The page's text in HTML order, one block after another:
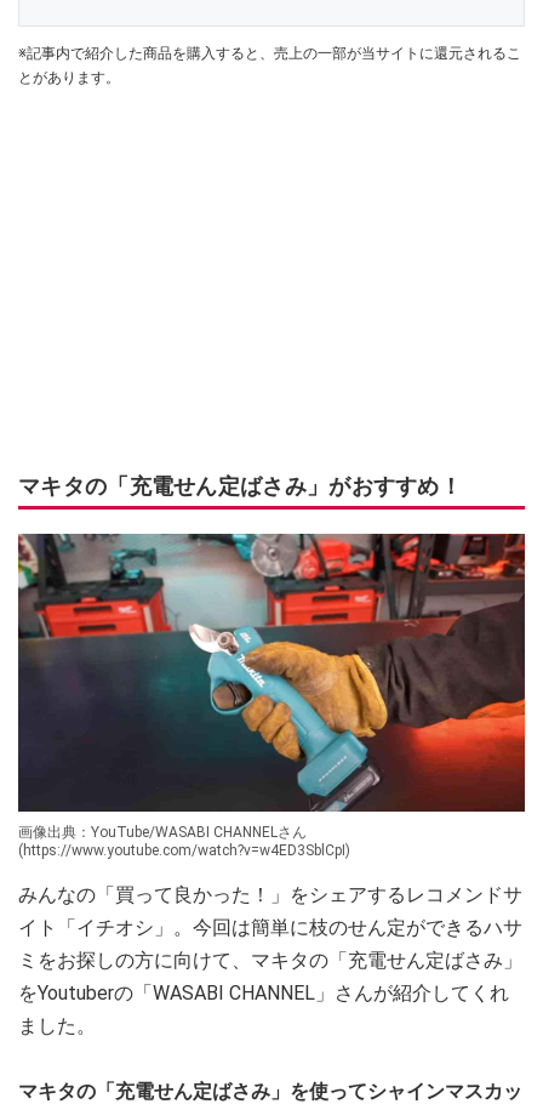
※記事内で紹介した商品を購入すると、売上の一部が当サイトに還元されるこ
とがあります。
マキタの「充電せん定ばさみ」がおすすめ！
画像出典：YouTube/WASABI CHANNELさん
(https://www.youtube.com/watch?v=w4ED3SblCpI)
みんなの「買って良かった！」をシェアするレコメンドサ
イト「イチオシ」。今回は簡単に枝のせん定ができるハサ
ミをお探しの方に向けて、マキタの「充電せん定ばさみ」
をYoutuberの「WASABI CHANNEL」さんが紹介してくれ
ました。
マキタの「充電せん定ばさみ」を使ってシャインマスカッ